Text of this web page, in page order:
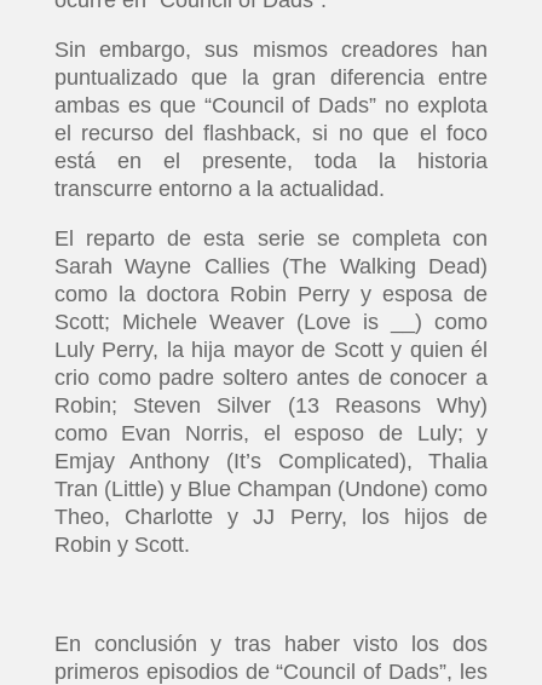
Sin embargo, sus mismos creadores han
puntualizado que la gran diferencia entre
ambas es que “Council of Dads” no explota
el recurso del flashback, si no que el foco
está en el presente, toda la historia
transcurre entorno a la actualidad.
El reparto de esta serie se completa con
Sarah Wayne Callies (The Walking Dead)
como la doctora Robin Perry y esposa de
Scott; Michele Weaver (Love is __) como
Luly Perry, la hija mayor de Scott y quien él
crio como padre soltero antes de conocer a
Robin; Steven Silver (13 Reasons Why)
como Evan Norris, el esposo de Luly; y
Emjay Anthony (It’s Complicated), Thalia
Tran (Little) y Blue Champan (Undone) como
Theo, Charlotte y JJ Perry, los hijos de
Robin y Scott.
En conclusión y tras haber visto los dos
primeros episodios de “Council of Dads”, les